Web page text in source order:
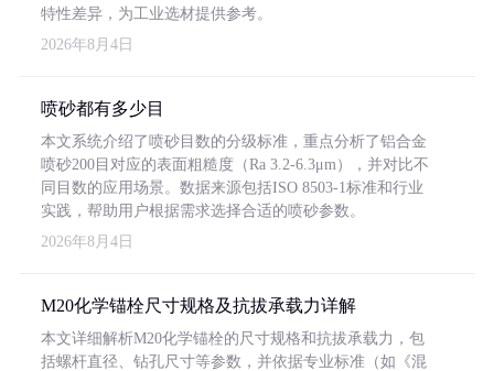
特性差异，为工业选材提供参考。
2026年8月4日
喷砂都有多少目
本文系统介绍了喷砂目数的分级标准，重点分析了铝合金
喷砂200目对应的表面粗糙度（Ra 3.2-6.3μm），并对比不
同目数的应用场景。数据来源包括ISO 8503-1标准和行业
实践，帮助用户根据需求选择合适的喷砂参数。
2026年8月4日
M20化学锚栓尺寸规格及抗拔承载力详解
本文详细解析M20化学锚栓的尺寸规格和抗拔承载力，包
括螺杆直径、钻孔尺寸等参数，并依据专业标准（如《混